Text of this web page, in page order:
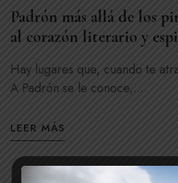
Padrón más allá de los
al corazón literario y
Hay lugares que, cuando te
A Padrón se le conoce,...
LEER MÁS